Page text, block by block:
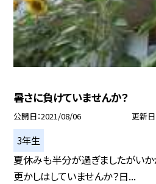
暑さに負けていませんか？
公開日 2021/08/06 更新日
3年生
夏休みも半分が過ぎましたがいか
更かしはしていませんか？日...